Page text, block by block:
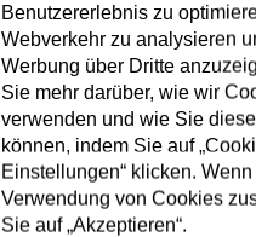
Benutzererlebnis zu
Webverkehr zu analysieren
Werbung über Dritte
Sie mehr darüber, wie wir
verwenden und wie Sie
können, indem Sie auf
Einstellungen“ klicken.
Verwendung von Cookies
Sie auf „Akzeptieren“.